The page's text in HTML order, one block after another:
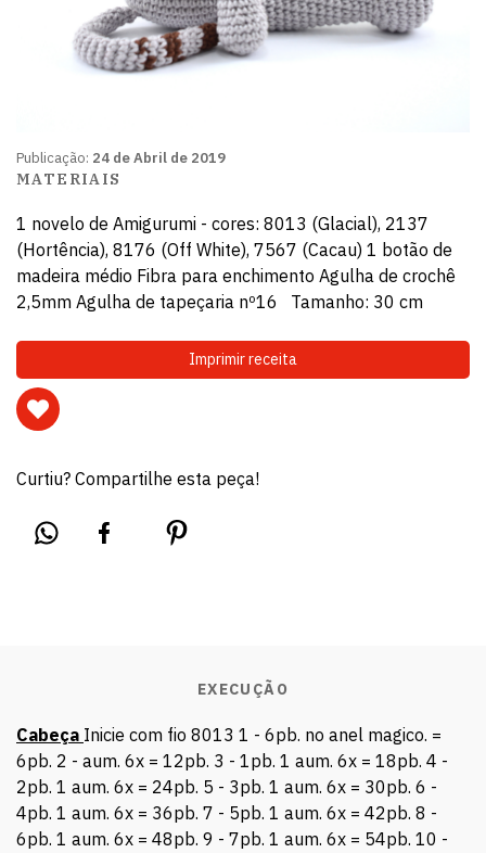
Publicação: 24 de Abril de 2019
MATERIAIS
1 novelo de Amigurumi - cores: 8013 (Glacial), 2137
(Hortência), 8176 (Off White), 7567 (Cacau) 1 botão de
madeira médio Fibra para enchimento Agulha de crochê
2,5mm Agulha de tapeçaria nº16
Tamanho: 30 cm
Imprimir receita
Curtiu? Compartilhe esta peça!
EXECUÇÃO
Cabeça Inicie com fio 8013 1 - 6pb. no anel magico. =
6pb. 2 - aum. 6x = 12pb. 3 - 1pb. 1 aum. 6x = 18pb. 4 -
2pb. 1 aum. 6x = 24pb. 5 - 3pb. 1 aum. 6x = 30pb. 6 -
4pb. 1 aum. 6x = 36pb. 7 - 5pb. 1 aum. 6x = 42pb. 8 -
6pb. 1 aum. 6x = 48pb. 9 - 7pb. 1 aum. 6x = 54pb. 10 -